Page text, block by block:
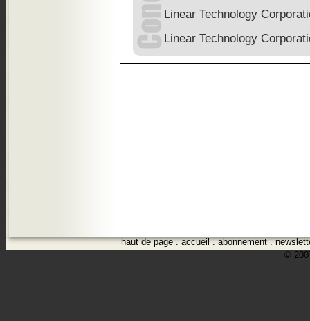
Linear Technology
Linear Technology
haut de page.accueil.abonnement.
©